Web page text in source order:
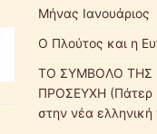
Μήνας Ιανουάριος
Ο Πλούτος και η
ΤΟ ΣΥΜΒΟΛΟ ΤΗΣ
ΠΡΟΣΕΥΧΗ (Πάτερ
στην νέα